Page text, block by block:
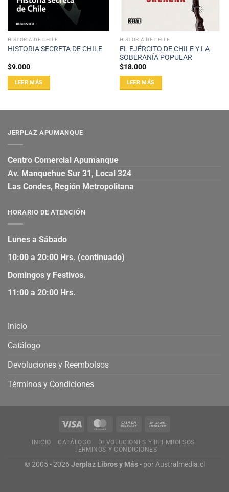
HISTORIA DE CHILE
HISTORIA SECRETA DE CHILE
$9.000
LEER MÁS
HISTORIA DE CHILE
EL EJÉRCITO DE CHILE Y LA
SOBERANÍA POPULAR
$18.000
LEER MÁS
JERPLAZ APUMANQUE
Centro Comercial Apumanque
Av. Manquehue Sur 31, Local 324
Las Condes, Región Metropolitana
HORARIO DE ATENCIÓN
Lunes a Sábado
10:00 a 20:00 Hrs. (continuado)
Domingos y Festivos.
11:00 a 20:00 Hrs.
Inicio
Catálogo
Devoluciones y Reembolsos
Términos y Condiciones
INICIO CATÁLOGO
DEVOLUCIONES Y REEMBOLSOS
TÉRMINOS Y CONDICIONES
© 2005 - 2026 Jerplaz Libros y Más- porAustralmedia.cl